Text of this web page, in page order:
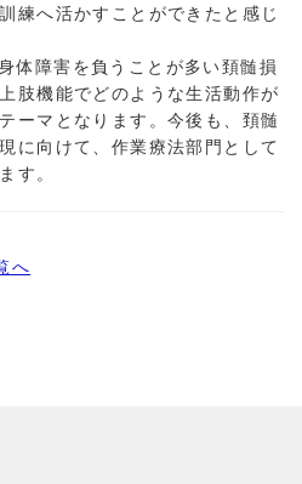
練へ活かすことができたと感じ
体障害を負うことが多い頚髄損
肢機能でどのような生活動作が
ーマとなります。今後も、頚髄
に向けて、作業療法部門として
す。
へ